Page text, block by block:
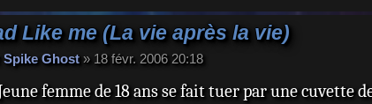
Like me (La vie après la vie)
Spike Ghost» 18 févr. 2006 20:18
femme de 18 ans se fait tuer par une cuvette